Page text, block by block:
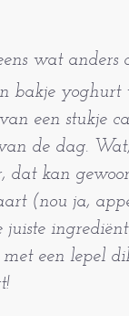
wat anders
bakje yoghurt
een stukje
de dag.
dat kan
(nou ja,
een lepel